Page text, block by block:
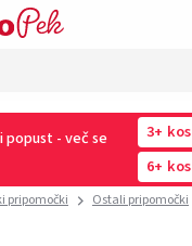
popust - več se
3 kos
6
kos
pripomočki Ostali pripomočki